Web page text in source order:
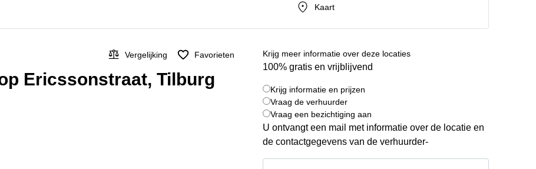
Kaart
Vergelijking Favorieten
Ericssonstraat, Tilburg
Krijg meer informatie over deze locaties
100% gratis en vrijblijvend
Krijg informatie en prijzen
Vraag de verhuurder
Vraag een bezichtiging aan
U ontvangt een mail met informatie over de locatie en
de contactgegevens van de verhuurder-